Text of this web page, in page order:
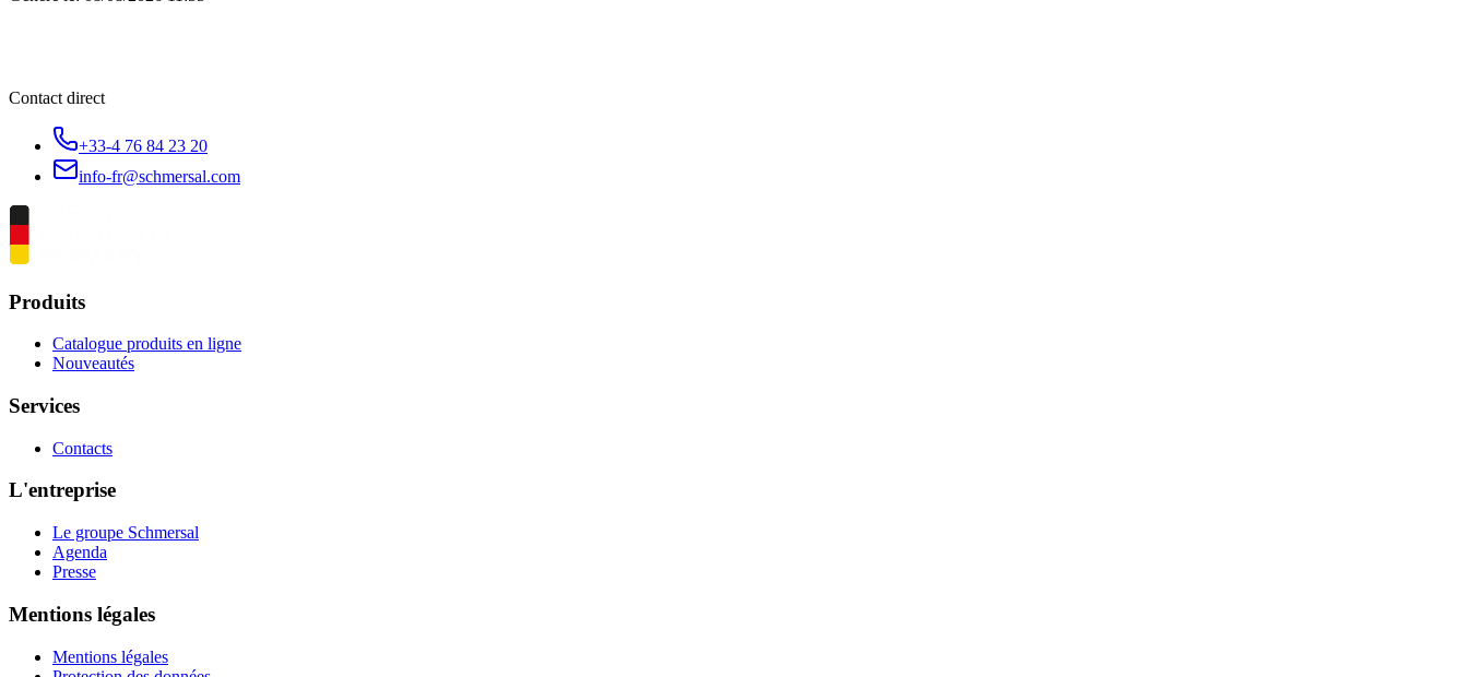
Contact direct
+33-4 76 84 23 20
info-fr@schmersal.com
Produits
Catalogue produits en ligne
Nouveautés
Services
Contacts
L'entreprise
Le groupe Schmersal
Agenda
Presse
Mentions légales
Mentions légales